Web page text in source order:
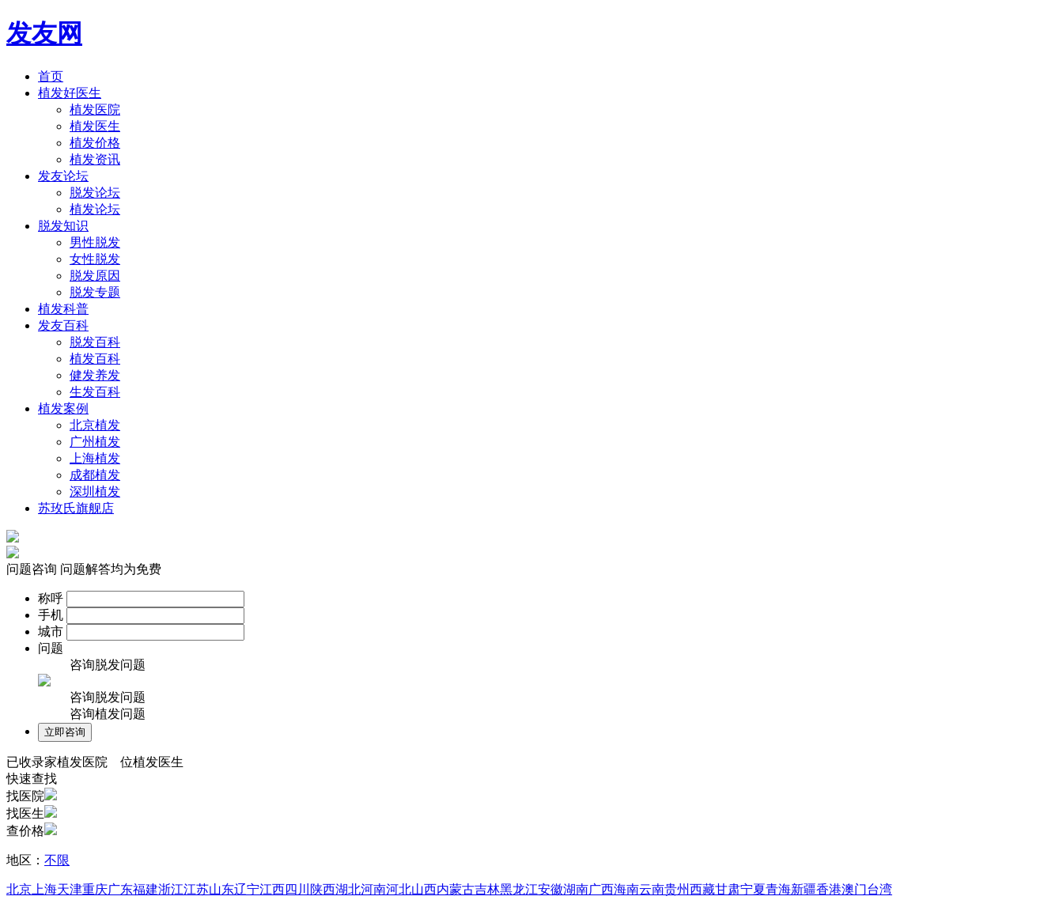
发友网
首页
植发好医生
植发医院
植发医生
植发价格
植发资讯
发友论坛
脱发论坛
植发论坛
脱发知识
男性脱发
女性脱发
脱发原因
脱发专题
植发科普
发友百科
脱发百科
植发百科
健发养发
生发百科
植发案例
北京植发
广州植发
上海植发
成都植发
深圳植发
苏玫氏旗舰店
问题咨询 问题解答均为免费
称呼
手机
城市
问题
咨询脱发问题
咨询脱发问题
咨询植发问题
已收录家植发医院 位植发医生
快速查找
找医院
找医生
查价格
地区： 不限
北京 上海天津重庆广东福建浙江江苏山东辽宁江西四川 陕西湖北河南河北山西内蒙古吉林黑龙江安徽湖南广西海南云南贵州西藏甘肃宁夏青海新疆香港澳门台湾